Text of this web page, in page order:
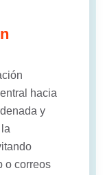
hacia
y
o correos